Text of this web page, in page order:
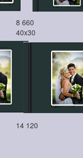
8 660
40x30
14 120